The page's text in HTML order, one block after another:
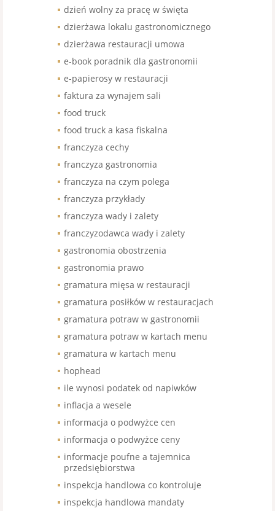
dzień wolny za pracę w święta
dzierżawa lokalu gastronomicznego
dzierżawa restauracji umowa
e-book poradnik dla gastronomii
e-papierosy w restauracji
faktura za wynajem sali
food truck
food truck a kasa fiskalna
franczyza cechy
franczyza gastronomia
franczyza na czym polega
franczyza przykłady
franczyza wady i zalety
franczyzodawca wady i zalety
gastronomia obostrzenia
gastronomia prawo
gramatura mięsa w restauracji
gramatura posiłków w restauracjach
gramatura potraw w gastronomii
gramatura potraw w kartach menu
gramatura w kartach menu
hophead
ile wynosi podatek od napiwków
inflacja a wesele
informacja o podwyżce cen
informacja o podwyżce ceny
informacje poufne a tajemnica
przedsiębiorstwa
inspekcja handlowa co kontroluje
inspekcja handlowa mandaty